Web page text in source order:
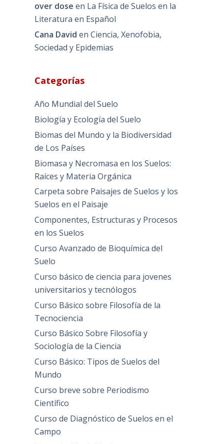
over dose en La Física de Suelos en la
Literatura en Español
Cana David enCiencia, Xenofobia,
Sociedad y Epidemias
Categorías
Año Mundial del Suelo
Biología y Ecología del Suelo
Biomas del Mundo y la Biodiversidad
de Los Países
Biomasa y Necromasa en los Suelos:
Raíces y Materia Orgánica
Carpeta sobre Paisajes de Suelos y los
Suelos en el Paisaje
Componentes, Estructuras y Procesos
en los Suelos
Curso Avanzado de Bioquímica del
Suelo
Curso básico de ciencia para jovenes
universitarios y tecnólogos
Curso Básico sobre Filosofía de la
Tecnociencia
Curso Básico Sobre Filosofía y
Sociología de la Ciencia
Curso Básico: Tipos de Suelos del
Mundo
Curso breve sobre Periodismo
Científico
Curso de Diagnóstico de Suelos en el
Campo